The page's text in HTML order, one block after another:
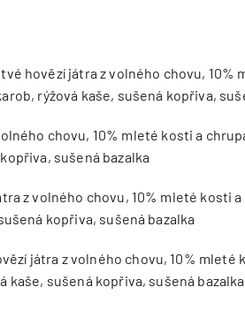
hovězí játra z volného chovu, 10%
rýžová kaše, sušená kopřiva,
chovu, 10% mleté kosti a
sušená bazalka
z volného chovu, 10% mleté kosti
kopřiva, sušená bazalka
játra z volného chovu, 10% mleté
kaše, sušená kopřiva, sušená bazalka